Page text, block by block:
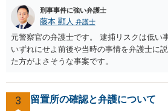
送は暴力団関係者でもないとまずないと思
配というなら、弁護士に依頼して自首する
ません。反省していることが捜査機関や家
刑事事件に強い弁護士
藤本 顯人 弁護士
元警察官の弁護士です。 逮捕リスクは低い
いずれにせよ前後や当時の事情を弁護士に
た方がよさそうな事案です。
3 留置所の確認と弁護について